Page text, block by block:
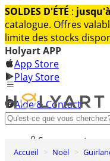
SOLDES D'ÉTÉ :
catalogue. Offres
limite des stocks
Holyart APP
App Store
Play Store
Aide & Contact
Découvrez Premium
Se connecter
Liste des envies
Accueil Noël